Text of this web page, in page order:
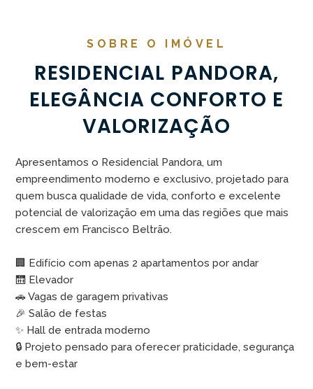
SOBRE O IMÓVEL
RESIDENCIAL PANDORA,
ELEGÂNCIA CONFORTO E
VALORIZAÇÃO
Apresentamos o Residencial Pandora, um
empreendimento moderno e exclusivo, projetado para
quem busca qualidade de vida, conforto e excelente
potencial de valorização em uma das regiões que mais
crescem em Francisco Beltrão.
🏢 Edifício com apenas 2 apartamentos por andar
🛗 Elevador
🚗 Vagas de garagem privativas
🎉 Salão de festas
✨ Hall de entrada moderno
🔒 Projeto pensado para oferecer praticidade, segurança
e bem-estar